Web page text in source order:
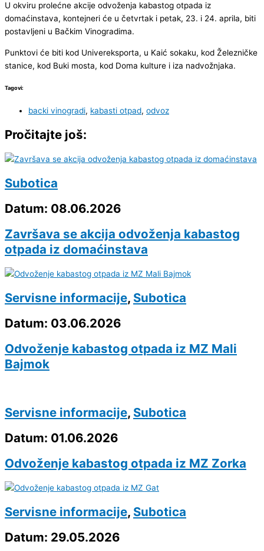
U okviru prolećne akcije odvoženja kabastog otpada iz
domaćinstava, kontejneri će u četvrtak i petak, 23. i 24. aprila, biti
postavljeni u Bačkim Vinogradima.
Punktovi će biti kod Univereksporta, u Kaić sokaku, kod Železničke
stanice, kod Buki mosta, kod Doma kulture i iza nadvožnjaka.
Tagovi:
backi vinogradi, kabasti otpad, odvoz
Pročitajte još:
Subotica
Datum: 08.06.2026
Završava se akcija odvoženja kabastog
otpada iz domaćinstava
Servisne informacije, Subotica
Datum: 03.06.2026
Odvoženje kabastog otpada iz MZ Mali
Bajmok
Servisne informacije, Subotica
Datum: 01.06.2026
Odvoženje kabastog otpada iz MZ Zorka
Servisne informacije, Subotica
Datum: 29.05.2026